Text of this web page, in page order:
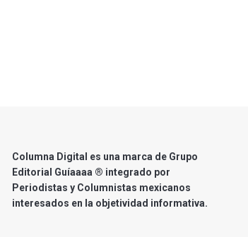
Columna Digital es una marca de Grupo
Editorial Guíaaaa ® integrado por
Periodistas y Columnistas mexicanos
interesados en la objetividad informativa.